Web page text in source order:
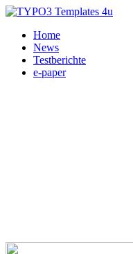
Home
News
Testberichte
e-paper